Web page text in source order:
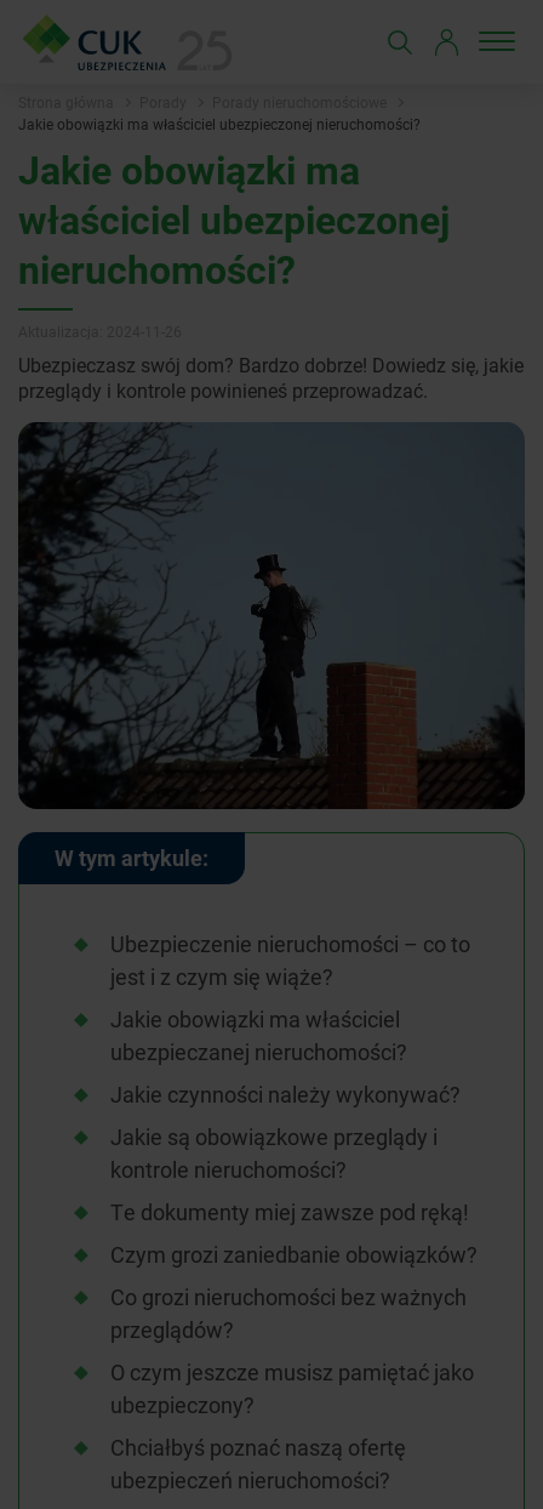
Jakie obowiązki ma właściciel ubezpieczonej nieruchomości?
Jakie obowiązki ma
właściciel ubezpieczonej
nieruchomości?
Ubezpieczasz swój dom? Bardzo dobrze! Dowiedz się, jakie
przeglądy i kontrole powinieneś przeprowadzać.
W tym artykule:
Ubezpieczenie nieruchomości – co to
jest i z czym się wiąże?
Jakie obowiązki ma właściciel
ubezpieczanej nieruchomości?
Jakie czynności należy wykonywać?
Jakie są obowiązkowe przeglądy i
kontrole nieruchomości?
Te dokumenty miej zawsze pod ręką!
Czym grozi zaniedbanie obowiązków?
Co grozi nieruchomości bez ważnych
przeglądów?
O czym jeszcze musisz pamiętać jako
ubezpieczony?
Chciałbyś poznać naszą ofertę
ubezpieczeń nieruchomości?